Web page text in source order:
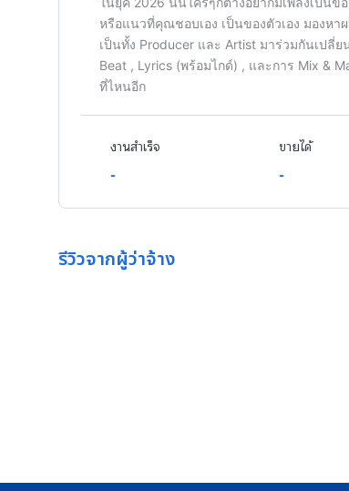
หรือแนวที่คุณชอบเอง เป็นของตัวเอง มองห
เป็นทั้ง Producer และ Artist มาร่วมกันเปลี่
Beat , Lyrics (พร้อมไกด์) , และการ Mix &
ที่ไหนอีก
งานสำเร็จ
-
ขายได้
-
รีวิวจากผู้ว่าจ้าง